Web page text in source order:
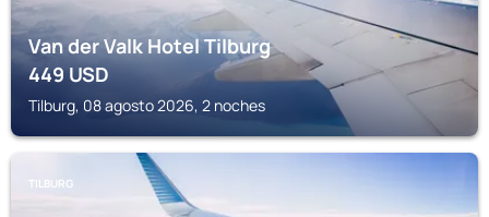
Van der Valk Hotel Tilburg
449USD
Tilburg, 08 agosto 2026, 2 noches
TILBURG